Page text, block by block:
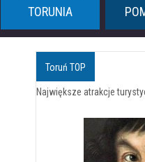
TORUNIA
Toruń TOP
Największe atrakcje